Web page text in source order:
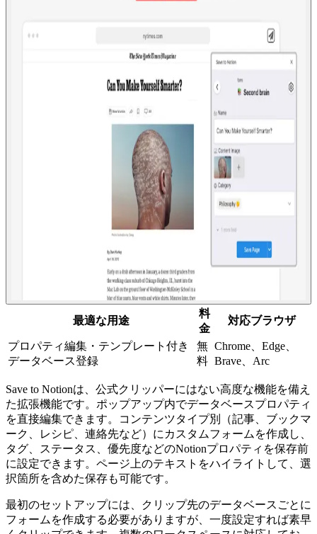
最適な用途
料
金
対応ブラウザ
プロパティ編集・テンプレート付き
データベース登録
無
料
Chrome、Edge、
Brave、Arc
Save to Notionは、公式クリッパーにはない高度な機能を備え
た拡張機能です。ポップアップ内でデータベースプロパティ
を直接編集できます。コンテンツタイプ別（記事、ブックマ
ーク、レシピ、連絡先など）にカスタムフォームを作成し、
タグ、ステータス、優先度などのNotionプロパティを保存前
に設定できます。ページ上のテキストをハイライトして、選
択箇所を含めた保存も可能です。
最初のセットアップには、クリップ先のデータベースごとに
フォームを作成する必要がありますが、一度設定すれば素早